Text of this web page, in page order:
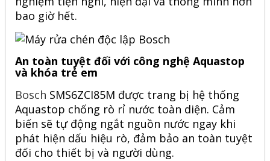
bao giờ hết.
An toàn tuyệt đối với công nghệ Aquastop
và khóa trẻ em
Bosch SMS6ZCI85M được trang bị hệ thống
Aquastop chống rò rỉ nước toàn diện. Cảm
biến sẽ tự động ngắt nguồn nước ngay khi
phát hiện dấu hiệu rò, đảm bảo an toàn tuyệt
đối cho thiết bị và người dùng.